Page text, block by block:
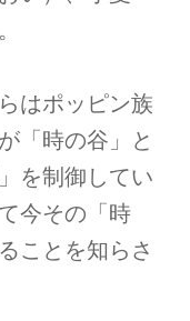
はポッピン族
「時の谷」と
を制御してい
今その「時
ことを知らさ